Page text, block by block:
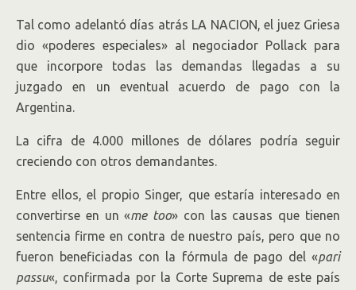
Tal como adelantó días atrás LA NACION, el juez Griesa
dio «poderes especiales» al negociador Pollack para
que incorpore todas las demandas llegadas a su
juzgado en un eventual acuerdo de pago con la
Argentina.
La cifra de 4.000 millones de dólares podría seguir
creciendo con otros demandantes.
Entre ellos, el propio Singer, que estaría interesado en
convertirse en un «me too» con las causas que tienen
sentencia firme en contra de nuestro país, pero que no
fueron beneficiadas con la fórmula de pago del «pari
passu«, confirmada por la Corte Suprema de este país